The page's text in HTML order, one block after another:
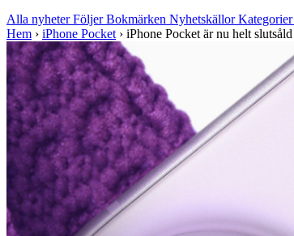
Alla nyheterFöljerBokmärken NyhetskällorKategorier
Hem › iPhone Pocket › iPhone Pocket är nu helt slutsåld